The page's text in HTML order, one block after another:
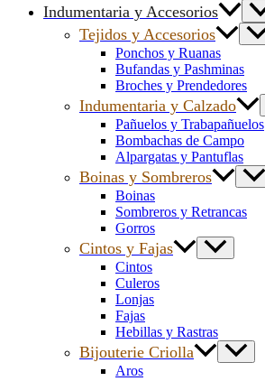
Indumentaria y Accesorios
Tejidos y Accesorios
Ponchos y Ruanas
Bufandas y Pashminas
Broches y Prendedores
Indumentaria y Calzado
Pañuelos y Trabapañuelos
Bombachas de Campo
Alpargatas y Pantuflas
Boinas y Sombreros
Boinas
Sombreros y Retrancas
Gorros
Cintos y Fajas
Cintos
Culeros
Lonjas
Fajas
Hebillas y Rastras
Bijouterie Criolla
Aros